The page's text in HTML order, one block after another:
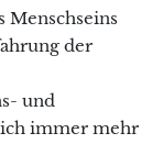
Menschseins
der
und
immer mehr